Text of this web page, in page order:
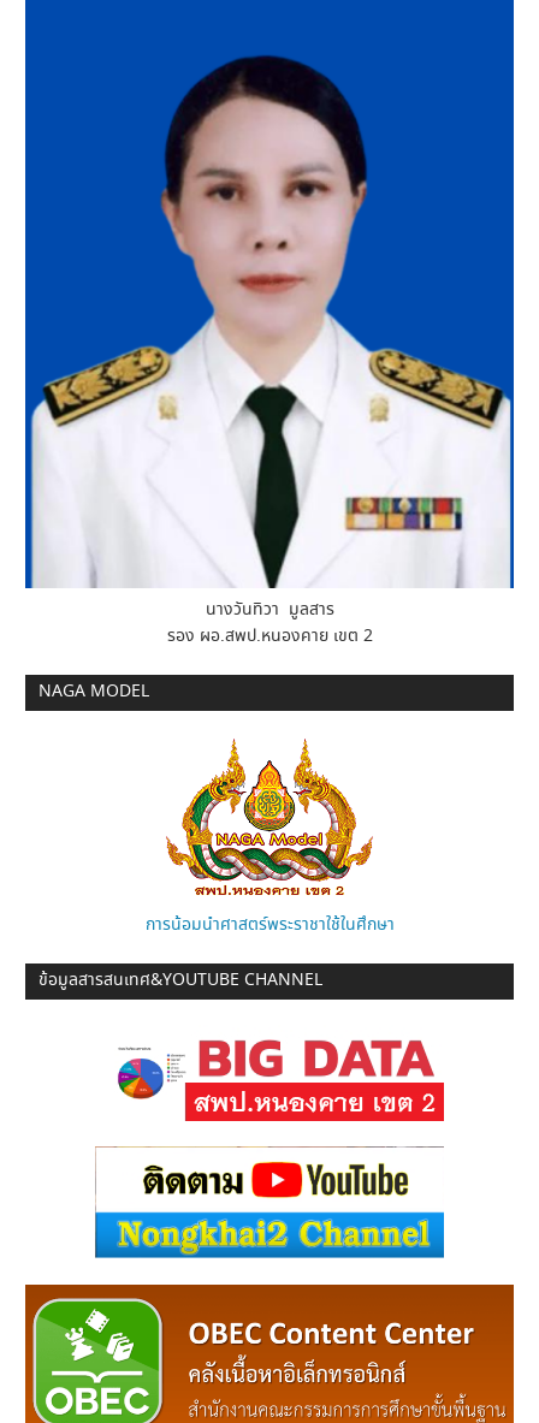
นางวันทิวา มูลสาร
รอง ผอ.สพป.หนองคาย เขต 2
NAGA MODEL
การน้อมนำศาสตร์พระราชาใช้ในศึกษา
ข้อมูลสารสนเทศ&YOUTUBE CHANNEL